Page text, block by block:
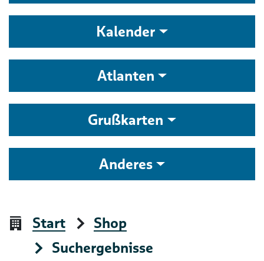
Kalender
Atlanten
Grußkarten
Anderes
Start
Shop
Suchergebnisse